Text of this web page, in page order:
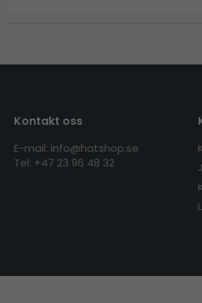
Kontakt oss
E-mail: info@hatshop.se
Tel: +47 23 96 48 32